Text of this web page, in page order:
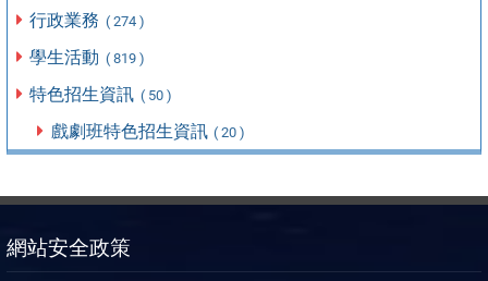
行政業務 ( 274 )
學生活動 ( 819 )
特色招生資訊 ( 50 )
戲劇班特色招生資訊 ( 20 )
網站安全政策